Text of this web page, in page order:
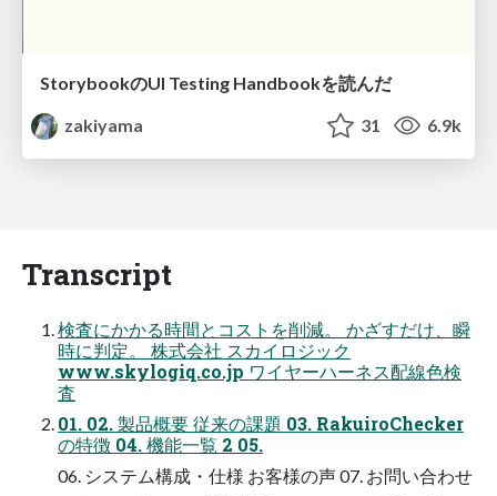
StorybookのUI Testing Handbookを読んだ
zakiyama
31 6.9k
Transcript
検査にかかる時間とコストを削減。 かざすだけ、瞬
時に判定。 株式会社 スカイロジック
www.skylogiq.co.jp ワイヤーハーネス配線色検
査
01. 02. 製品概要 従来の課題 03. RakuiroChecker
の特徴 04. 機能一覧 2 05.
06. システム構成・仕様 お客様の声 07. お問い合わせ